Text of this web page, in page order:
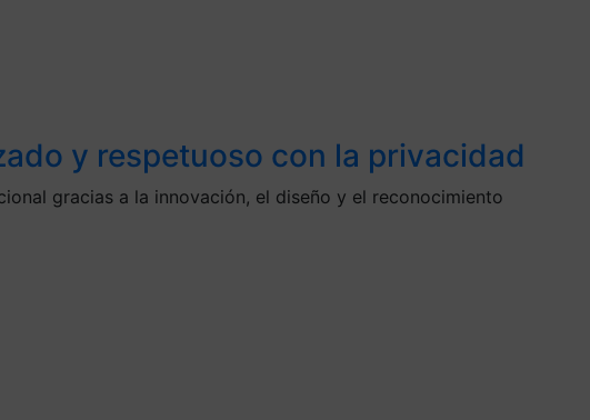
y respetuoso con la privacidad
gracias a la innovación, el diseño y el reconocimiento